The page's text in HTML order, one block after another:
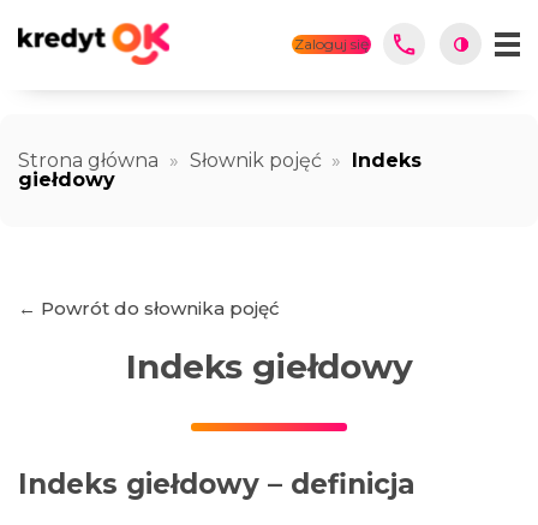
Zaloguj się
Strona główna » Słownik pojęć » Indeks
giełdowy
← Powrót do słownika pojęć
Indeks giełdowy
Indeks giełdowy – definicja